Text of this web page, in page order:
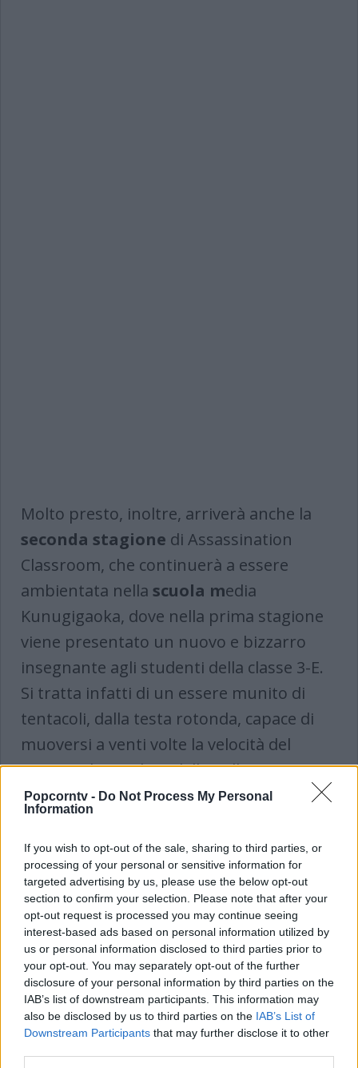
Popcorntv - Do Not Process My Personal
Information
If you wish to opt-out of the sale, sharing to third parties, or
processing of your personal or sensitive information for
targeted advertising by us, please use the below opt-out
section to confirm your selection. Please note that after your
opt-out request is processed you may continue seeing
interest-based ads based on personal information utilized by
us or personal information disclosed to third parties prior to
your opt-out. You may separately opt-out of the further
disclosure of your personal information by third parties on the
IAB’s list of downstream participants. This information may
also be disclosed by us to third parties on the IAB’s List of
Downstream Participants that may further disclose it to other
Molto presto, inoltre, arriverà anche la
seconda stagione di Assassination
Classroom, che continuerà a essere
ambientata nella scuola media
Kunugigaoka, dove nella prima stagione
viene presentato un nuovo e bizzarro
insegnante agli studenti della classe 3-E.
Si tratta infatti di un essere munito di
tentacoli, dalla testa rotonda, capace di
muoversi a venti volte la velocità del
suono e il cui colore della pelle varia a
seconda del suo stato d'animo. Prima di
ditrugge parte della luna e medita di
distruggere anche la Terra, ma, per
oscure ragioni, decide, nel frattempo, di
mettersi a insegnare alle scuole medie.